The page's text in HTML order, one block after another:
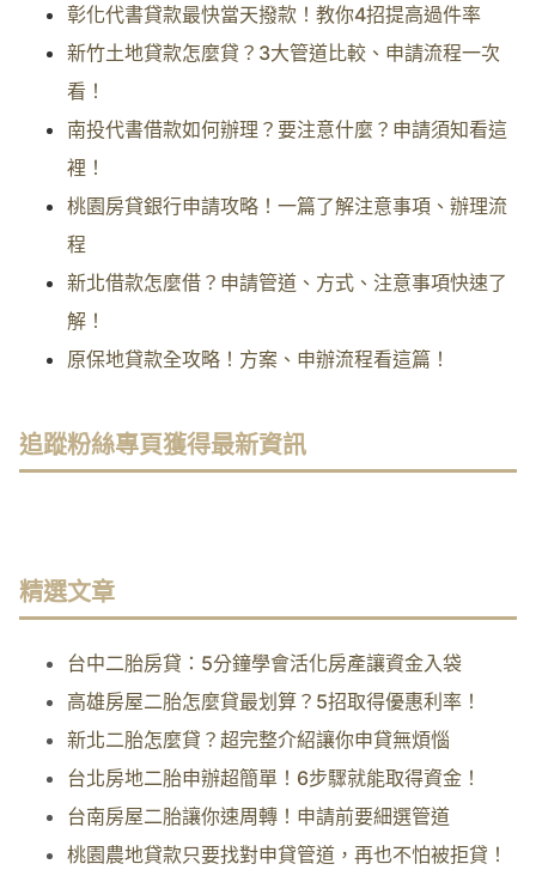
彰化代書貸款最快當天撥款！教你4招提高過件率
新竹土地貸款怎麼貸？3大管道比較、申請流程一次
看！
南投代書借款如何辦理？要注意什麼？申請須知看這
裡！
桃園房貸銀行申請攻略！一篇了解注意事項、辦理流
程
新北借款怎麼借？申請管道、方式、注意事項快速了
解！
原保地貸款全攻略！方案、申辦流程看這篇！
追蹤粉絲專頁獲得最新資訊
精選文章
台中二胎房貸：5分鐘學會活化房產讓資金入袋
高雄房屋二胎怎麼貸最划算？5招取得優惠利率！
新北二胎怎麼貸？超完整介紹讓你申貸無煩惱
台北房地二胎申辦超簡單！6步驟就能取得資金！
台南房屋二胎讓你速周轉！申請前要細選管道
桃園農地貸款只要找對申貸管道，再也不怕被拒貸！